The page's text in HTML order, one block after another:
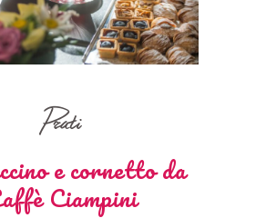
Prati
e cornetto da
Ciampini